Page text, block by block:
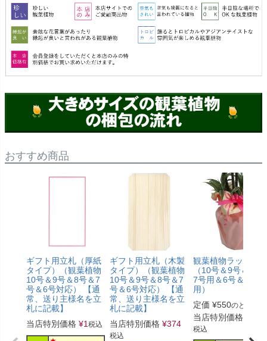
おすすめ商品
ギフト用立札（厚紙
タイプ）（観葉植物
10号＆9号＆8号＆7
号＆6号対応） 【通
常、送り主様名を立
札に記載】
当店特別価格 ¥1 税込
ギフト用立札（木製
タイプ）（観葉植物
10号＆9号＆8号＆7
号＆6号対応） 【通
常、送り主様名を立
札に記載】
当店特別価格 ¥374
税込
観葉植物ラッピン
（10号＆9号＆8号
7号用＆6号＆5号
用）
定価 ¥550のところ
当店特別価格
税込